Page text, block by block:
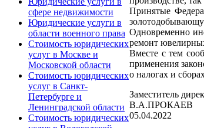
сфере недвижимости
Юридические услуги в
области военного права
Стоимость юридических
услуг в Москве и
Московской области
Стоимость юридических
услуг в Санкт-
Петербурге и
Ленинградской области
Стоимость юридических
Принятые
Одновременно
ремонт
Вместе с тем
применения
о налогах и
Заместитель
В.А.ПРОКАЕВ
05.04.2022